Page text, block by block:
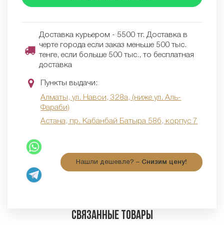
Доставка курьером - 5500 тг. Доставка в
черте города если заказ меньше 500 тыс.
тенге, если больше 500 тыс., то бесплатная
доставка
Пункты выдачи:
Алматы, ул. Навои, 328а, (ниже ул. Аль-
Фараби)
Астана, пр. Кабанбай Батыра 58б, корпус 7
Нашли дешевле? – Снизим цену!
Связанные товары